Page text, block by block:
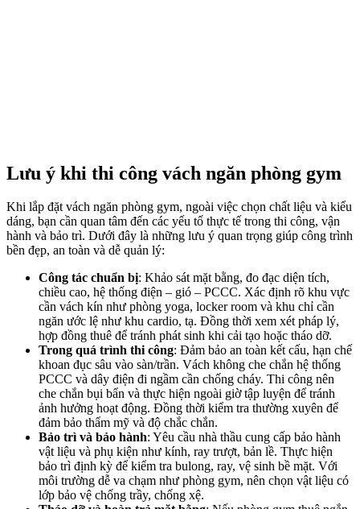
Lưu ý khi thi công vách ngăn phòng gym
Khi lắp đặt vách ngăn phòng gym, ngoài việc chọn chất liệu và kiểu
dáng, bạn cần quan tâm đến các yếu tố thực tế trong thi công, vận
hành và bảo trì. Dưới đây là những lưu ý quan trọng giúp công trình
bền đẹp, an toàn và dễ quản lý:
Công tác chuẩn bị: Khảo sát mặt bằng, đo đạc diện tích,
chiều cao, hệ thống điện – gió – PCCC. Xác định rõ khu vực
cần vách kín như phòng yoga, locker room và khu chỉ cần
ngăn ước lệ như khu cardio, tạ. Đồng thời xem xét pháp lý,
hợp đồng thuê để tránh phát sinh khi cải tạo hoặc tháo dỡ.
Trong quá trình thi công: Đảm bảo an toàn kết cấu, hạn chế
khoan đục sâu vào sàn/trần. Vách không che chắn hệ thống
PCCC và dây điện đi ngầm cần chống cháy. Thi công nên
che chắn bụi bẩn và thực hiện ngoài giờ tập luyện để tránh
ảnh hưởng hoạt động. Đồng thời kiểm tra thường xuyên để
đảm bảo thẩm mỹ và độ chắc chắn.
Bảo trì và bảo hành: Yêu cầu nhà thầu cung cấp bảo hành
vật liệu và phụ kiện như kính, ray trượt, bản lề. Thực hiện
bảo trì định kỳ để kiểm tra bulong, ray, vệ sinh bề mặt. Với
môi trường dễ va chạm như phòng gym, nên chọn vật liệu có
lớp bảo vệ chống trầy, chống xệ.